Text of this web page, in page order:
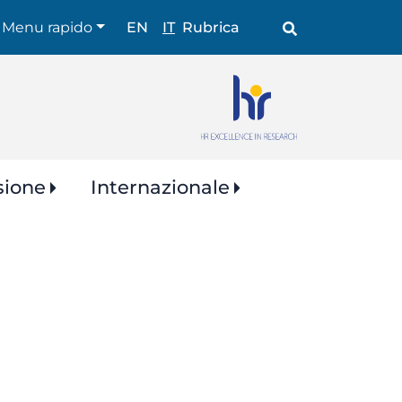
Shortcuts
Menu rapido EN IT Rubrica
Internazionale